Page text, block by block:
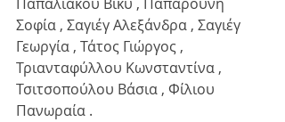
Σοφία , Σαγιέγ Αλεξάνδρα , Σαγιέγ
Γεωργία , Τάτος Γιώργος ,
Τριανταφύλλου Κωνσταντίνα ,
Τσιτσοπούλου Βάσια , Φίλιου
Πανωραία .